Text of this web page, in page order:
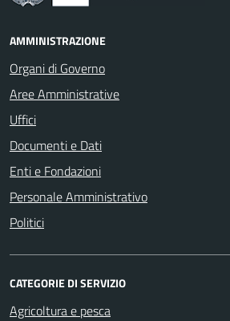
AMMINISTRAZIONE
Organi di Governo
Aree Amministrative
Uffici
Documenti e Dati
Enti e Fondazioni
Personale Amministrativo
Politici
CATEGORIE DI SERVIZIO
Agricoltura e pesca